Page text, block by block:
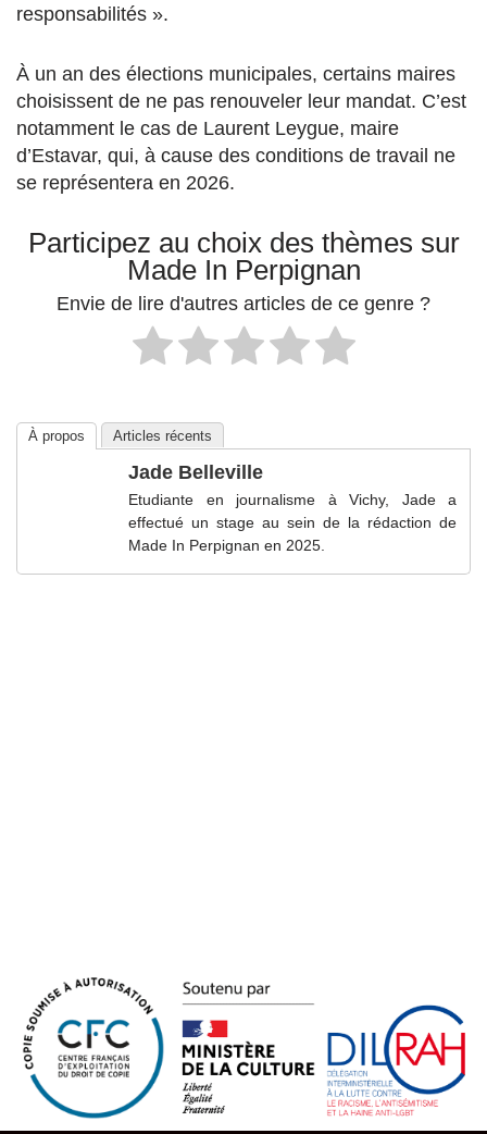
responsabilités ».
À un an des élections municipales, certains maires
choisissent de ne pas renouveler leur mandat. C’est
notamment le cas de Laurent Leygue, maire
d’Estavar, qui, à cause des conditions de travail ne
se représentera en 2026.
Participez au choix des thèmes sur
Made In Perpignan
Envie de lire d'autres articles de ce genre ?
À propos Articles récents
Jade Belleville
Etudiante en journalisme à Vichy, Jade a
effectué un stage au sein de la rédaction de
Made In Perpignan en 2025.